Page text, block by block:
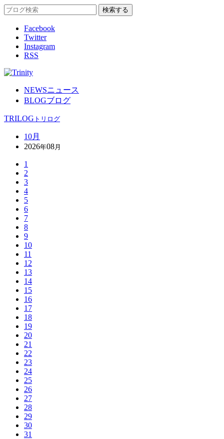
Facebook
Twitter
Instagram
RSS
NEWSニュース
BLOGブログ
TRILOG トリログ
10月
2026年08月
1
2
3
4
5
6
7
8
9
10
11
12
13
14
15
16
17
18
19
20
21
22
23
24
25
26
27
28
29
30
31